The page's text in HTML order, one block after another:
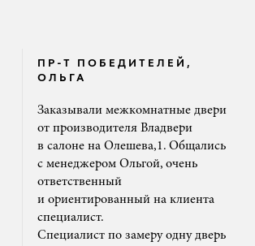
ПР-Т ПОБЕДИТЕЛЕЙ,
ОЛЬГА
Заказывали межкомнатные двери
от производителя Владвери
в салоне на Олешева,1. Общались
с менеджером Ольгой, очень
ответственный
и ориентированный на клиента
специалист.
Специалист по замеру одну дверь